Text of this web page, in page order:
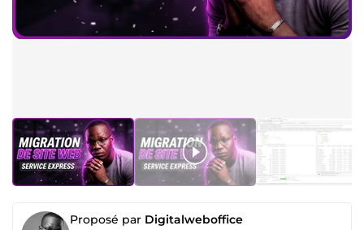
Proposé par Digitalweboffice